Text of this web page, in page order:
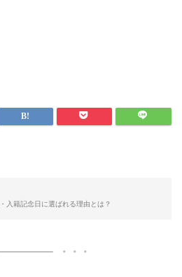
入籍記念日に選ばれる理由とは？